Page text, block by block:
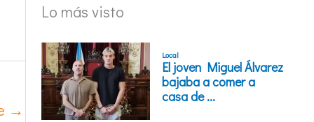
→
Lo más visto